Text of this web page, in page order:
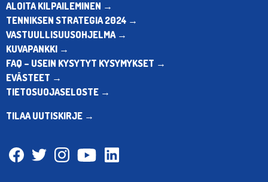
ALOITA KILPAILEMINEN →
TENNIKSEN STRATEGIA 2024 →
VASTUULLISUUSOHJELMA →
KUVAPANKKI →
FAQ – USEIN KYSYTYT KYSYMYKSET →
EVÄSTEET →
TIETOSUOJASELOSTE →
TILAA UUTISKIRJE →